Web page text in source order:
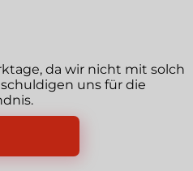
, da wir nicht mit solch
uns für die